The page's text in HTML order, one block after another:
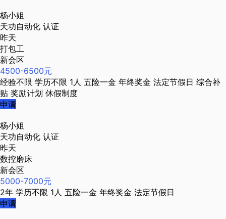
杨小姐
天功自动化 认证
昨天
打包工
新会区
4500-6500元
经验不限 学历不限 1人 五险一金 年终奖金 法定节假日 综合补
贴 奖励计划 休假制度
申请
杨小姐
天功自动化 认证
昨天
数控磨床
新会区
5000-7000元
2年 学历不限 1人 五险一金 年终奖金 法定节假日
申请